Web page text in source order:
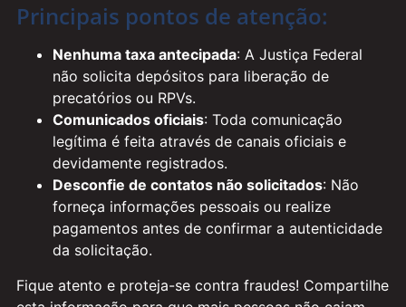
Principais pontos de atenção:
Nenhuma taxa antecipada: A Justiça Federal
não solicita depósitos para liberação de
precatórios ou RPVs.
Comunicados oficiais: Toda comunicação
legítima é feita através de canais oficiais e
devidamente registrados.
Desconfie de contatos não solicitados: Não
forneça informações pessoais ou realize
pagamentos antes de confirmar a autenticidade
da solicitação.
Fique atento e proteja-se contra fraudes! Compartilhe